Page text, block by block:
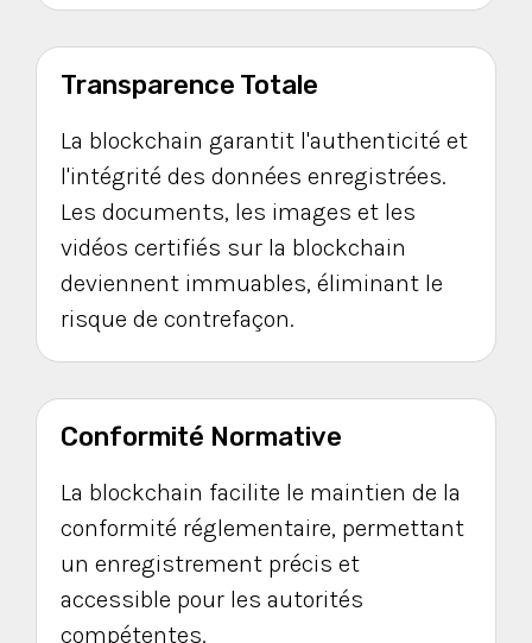
Transparence Totale
La blockchain garantit l'authenticité et
l'intégrité des données enregistrées.
Les documents, les images et les
vidéos certifiés sur la blockchain
deviennent immuables, éliminant le
risque de contrefaçon.
Conformité Normative
La blockchain facilite le maintien de la
conformité réglementaire, permettant
un enregistrement précis et
accessible pour les autorités
compétentes.